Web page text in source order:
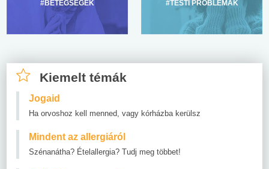
#BETEGSÉGEK #TESTI PROBLÉMÁK
Kiemelt témák
Jogaid
Ha orvoshoz kell menned, vagy kórházba kerülsz
Mindent az allergiáról
Szénanátha? Ételallergia? Tudj meg többet!